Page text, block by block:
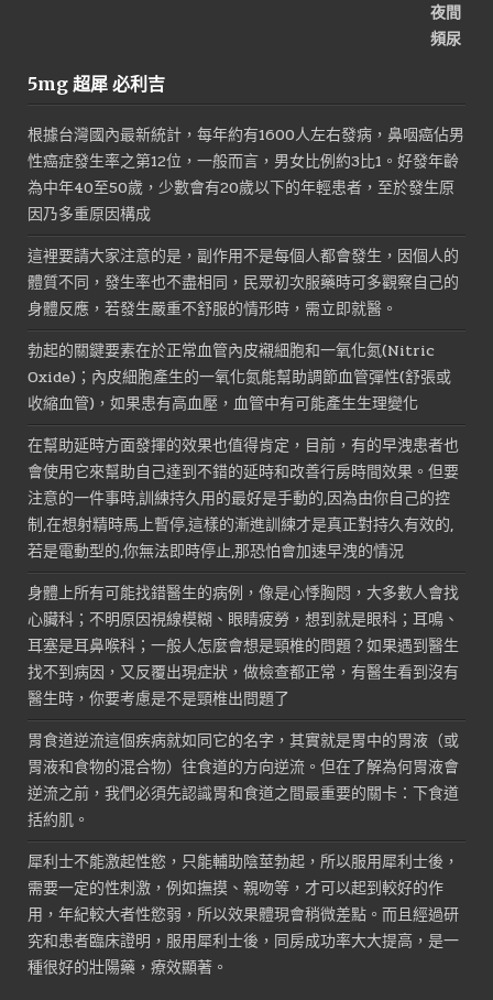
5mg 超犀 必利吉
根據台灣國內最新統計，每年約有1600人左右發病，鼻咽癌佔男
性癌症發生率之第12位，一般而言，男女比例約3比1。好發年齡
為中年40至50歲，少數會有20歲以下的年輕患者，至於發生原
因乃多重原因構成
這裡要請大家注意的是，副作用不是每個人都會發生，因個人的
體質不同，發生率也不盡相同，民眾初次服藥時可多觀察自己的
身體反應，若發生嚴重不舒服的情形時，需立即就醫。
勃起的關鍵要素在於正常血管內皮襯細胞和一氧化氮(Nitric
Oxide)；內皮細胞產生的一氧化氮能幫助調節血管彈性(舒張或
收縮血管)，如果患有高血壓，血管中有可能產生生理變化
在幫助延時方面發揮的效果也值得肯定，目前，有的早洩患者也
會使用它來幫助自己達到不錯的延時和改善行房時間效果。但要
注意的一件事時,訓練持久用的最好是手動的,因為由你自己的控
制,在想射精時馬上暫停,這樣的漸進訓練才是真正對持久有效的,
若是電動型的,你無法即時停止,那恐怕會加速早洩的情況
身體上所有可能找錯醫生的病例，像是心悸胸悶，大多數人會找
心臟科；不明原因視線模糊、眼睛疲勞，想到就是眼科；耳鳴、
耳塞是耳鼻喉科；一般人怎麼會想是頸椎的問題？如果遇到醫生
找不到病因，又反覆出現症狀，做檢查都正常，有醫生看到沒有
醫生時，你要考慮是不是頸椎出問題了
胃食道逆流這個疾病就如同它的名字，其實就是胃中的胃液（或
胃液和食物的混合物）往食道的方向逆流。但在了解為何胃液會
逆流之前，我們必須先認識胃和食道之間最重要的關卡：下食道
括約肌。
犀利士不能激起性慾，只能輔助陰莖勃起，所以服用犀利士後，
需要一定的性刺激，例如撫摸、親吻等，才可以起到較好的作
用，年紀較大者性慾弱，所以效果體現會稍微差點。而且經過研
究和患者臨床證明，服用犀利士後，同房成功率大大提高，是一
種很好的壯陽藥，療效顯著。